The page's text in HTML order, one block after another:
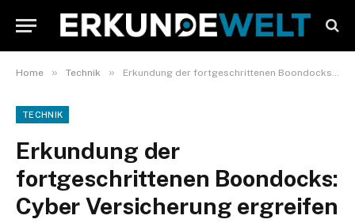
Home » Technik » Erkundung der fortgeschrittenen Boondocks: Cyber Versicherung ergreifen
TECHNIK
Erkundung der
fortgeschrittenen Boondocks:
Cyber Versicherung ergreifen